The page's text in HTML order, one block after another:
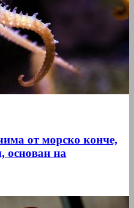
от морско конче,
основан на